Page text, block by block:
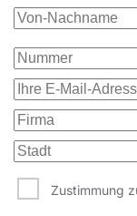
Zustimmung